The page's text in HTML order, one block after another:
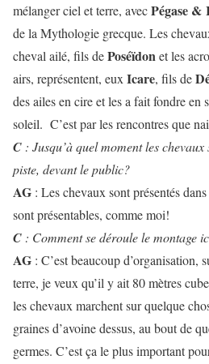
mélanger ciel et terre, avecPégase &
de la Mythologie grecque. Les
cheval ailé, fils dePoséïdonet les
airs, représentent, euxIcare, fils de
des ailes en cire et les a fait fondre en
soleil. C’est par les rencontres que
C : Jusqu’à quel moment les
piste, devant le public?
AG : Les chevaux sont présentés
sont présentables, comme moi!
C : Comment se déroule le montage
AG : C’est beaucoup d’organisation,
terre, je veux qu’il y ait 80 mètres
les chevaux marchent sur quelque
graines d’avoine dessus, au bout de
germes. C’est ça le plus important